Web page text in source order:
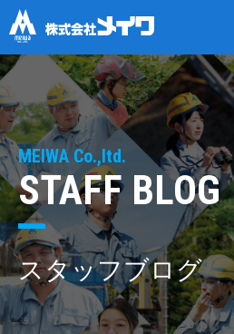
MEIWA Co.,ltd.
STAFF BLOG
スタッフブログ